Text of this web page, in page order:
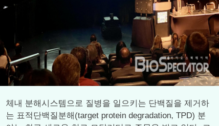
체내 분해시스템으로 질병을 일으키는 단백질을 제거하
는 표적단백질분해(target protein degradation, TPD) 분